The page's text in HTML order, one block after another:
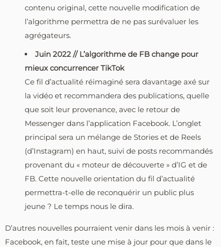
contenu original, cette nouvelle modification de
l’algorithme permettra de ne pas surévaluer les
agrégateurs.
Juin 2022 // L’algorithme de FB change pour
mieux concurrencer TikTok
Ce fil d’actualité réimaginé sera davantage axé sur
la vidéo et recommandera des publications, quelle
que soit leur provenance, avec le retour de
Messenger dans l’application Facebook. L’onglet
principal sera un mélange de Stories et de Reels
(d’Instagram) en haut, suivi de posts recommandés
provenant du « moteur de découverte » d’IG et de
FB. Cette nouvelle orientation du fil d’actualité
permettra-t-elle de reconquérir un public plus
jeune ? Le temps nous le dira.
D’autres nouvelles pourraient venir dans les mois à venir :
Facebook, en fait, teste une mise à jour pour que dans le